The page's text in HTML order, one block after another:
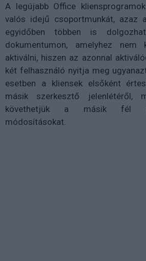
A legújabb Office
valós idejű csoportmunkát, azaz
egyidőben többen is
dokumentumon, amelyhez
aktiválni, hiszen az azonnal
két felhasználó nyitja meg
esetben a kliensek elsőként
másik szerkesztő jelenlétéről,
követhetjük a másik fél
módosításokat.